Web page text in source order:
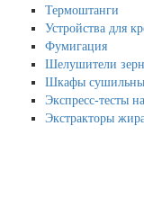
Термоштанги
Устройства для
Фумигация
Шелушители
Шкафы
Экспресс-тесты
Экстракторы